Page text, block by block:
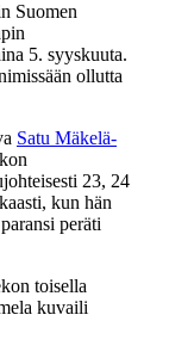
Suomen
5. syyskuuta.
ollutta
Satu Mäkelä-
23, 24
kun hän
peräti
toisella
kuvaili